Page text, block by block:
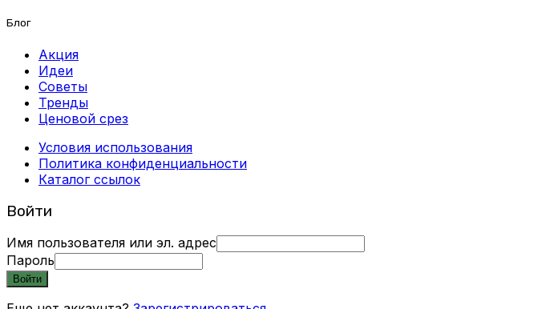
Блог
Акция
Идеи
Советы
Тренды
Ценовой срез
Условия использования
Политика конфиденциальности
Каталог ссылок
Войти
Имя пользователя или эл. адрес
Пароль
Войти